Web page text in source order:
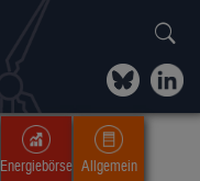
Energiebörse Allgemein